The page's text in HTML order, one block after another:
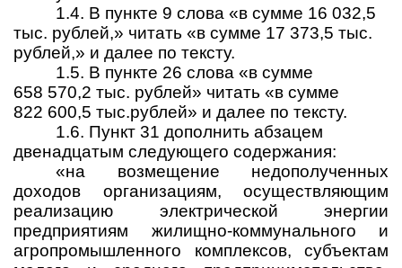
1.4. В пункте 9 слова «в сумме 16 032,5
тыс. рублей,» читать «в сумме 17 373,5 тыс.
рублей,» и далее по тексту.
1.5. В пункте 26 слова «в сумме
658 570,2 тыс. рублей» читать «в сумме
822 600,5 тыс.рублей» и далее по тексту.
1.6. Пункт 31 дополнить абзацем
двенадцатым следующего содержания:
«на возмещение недополученных
доходов организациям, осуществляю­щим
реализацию электрической энергии
предприятиям жилищно-коммуналь­ного и
агропромышленного комплексов, субъектам